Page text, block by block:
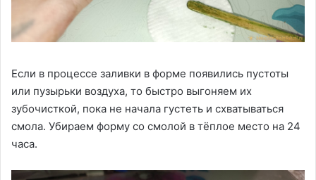
Если в процессе заливки в форме появились пустоты
или пузырьки воздуха, то быстро выгоняем их
зубочисткой, пока не начала густеть и схватываться
смола. Убираем форму со смолой в тёплое место на 24
часа.